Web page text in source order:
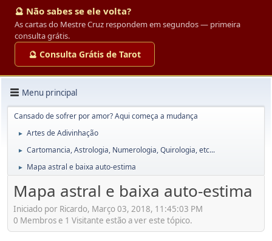
🔮 Não sabes se ele volta?
As cartas do Mestre Cruz respondem em segundos — primeira
consulta grátis.
🔮 Consulta Grátis de Tarot
Menu principal
Cansado de sofrer por amor? Aqui começa a mudança
► Artes de Adivinhação
► Cartomancia, Astrologia, Numerologia, Quirologia, etc...
► Mapa astral e baixa auto-estima
Mapa astral e baixa auto-estima
Iniciado por Ricardo, Março 03, 2018, 11:45:03 PM
0 Membros e 1 Visitante estão a ver este tópico.